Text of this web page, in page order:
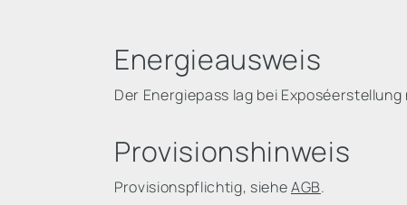
Energieausweis
Der Energiepass lag bei
Provisionshinweis
Provisionspflichtig, sieheAGB.